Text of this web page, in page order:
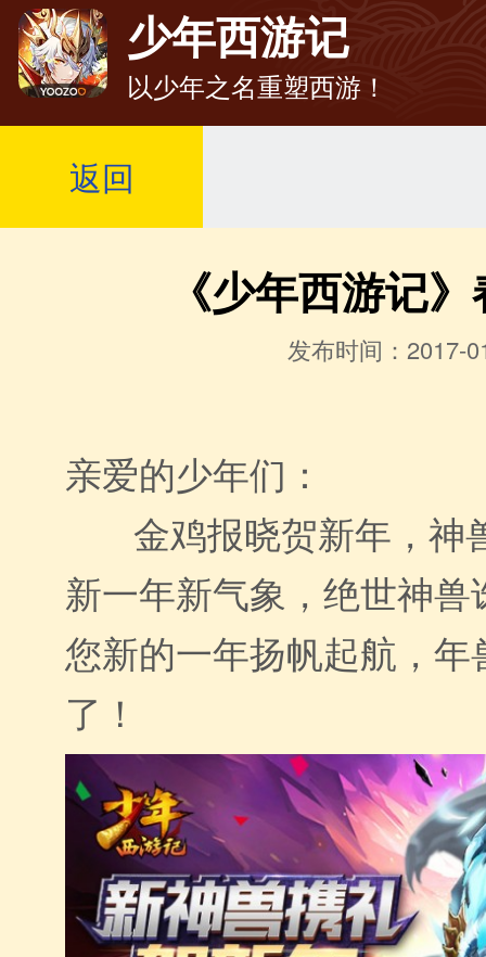
少年西游记
以少年之名重塑西游！
返回
《少年西游记
发布时间：2017-
亲爱的少年们：
金鸡报晓贺新年，神
新一年新气象，绝世神兽
您新的一年扬帆起航，年
了！